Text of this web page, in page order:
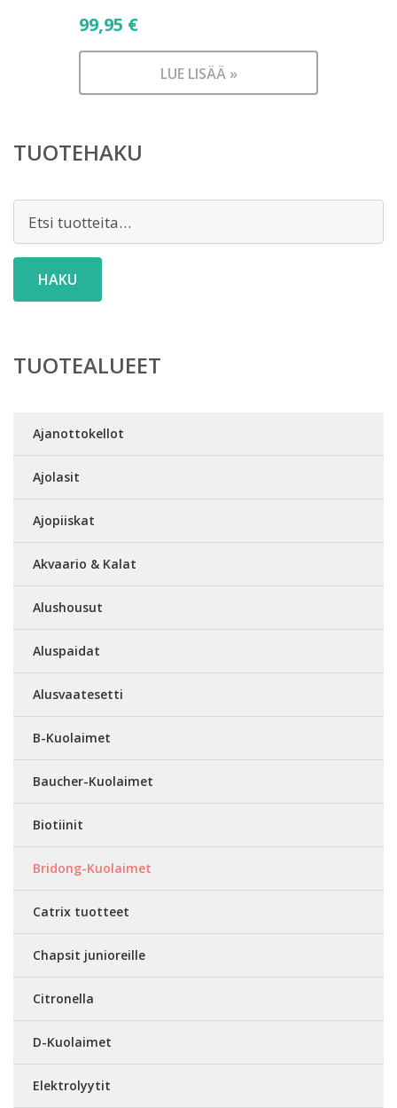
99,95 €
LUE LISÄÄ »
TUOTEHAKU
HAKU
TUOTEALUEET
Ajanottokellot
Ajolasit
Ajopiiskat
Akvaario & Kalat
Alushousut
Aluspaidat
Alusvaatesetti
B-Kuolaimet
Baucher-Kuolaimet
Biotiinit
Bridong-Kuolaimet
Catrix tuotteet
Chapsit junioreille
Citronella
D-Kuolaimet
Elektrolyytit